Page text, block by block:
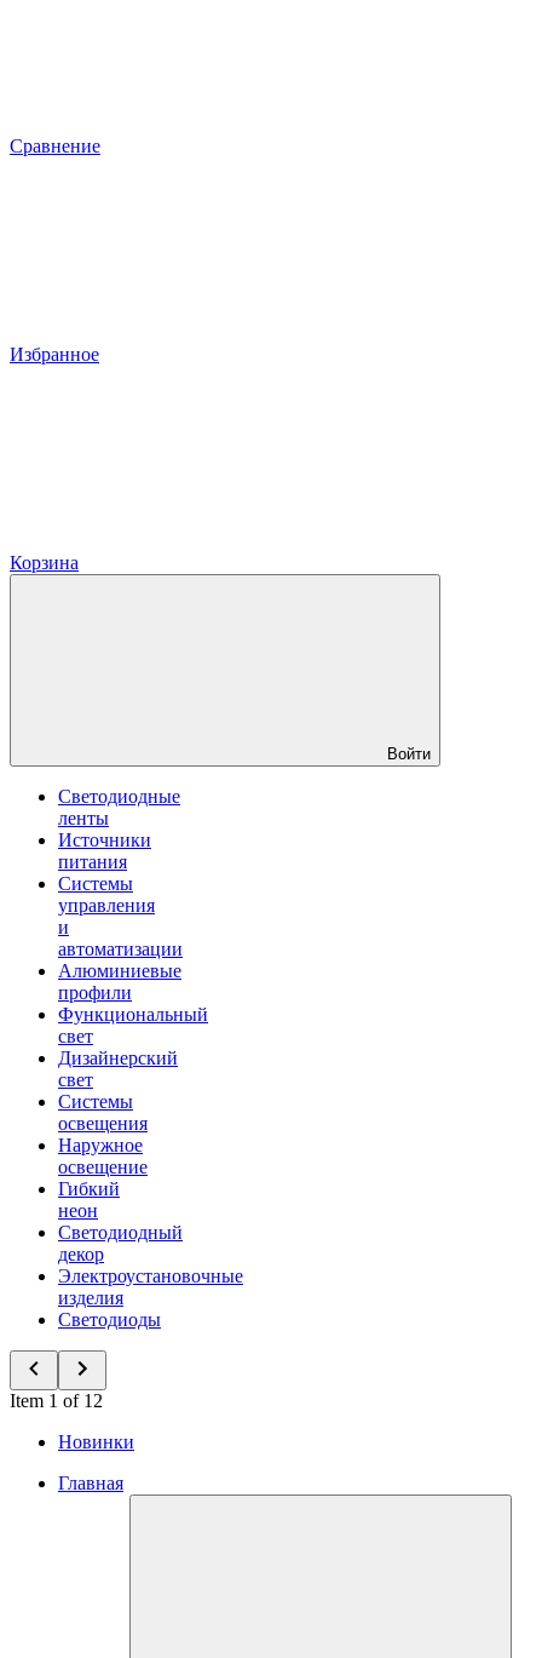
Сравнение
Избранное
Корзина
Войти
Светодиодные
ленты
Источники
питания
Системы
управления
и
автоматизации
Алюминиевые
профили
Функциональный
свет
Дизайнерский
свет
Системы
освещения
Наружное
освещение
Гибкий
неон
Светодиодный
декор
Электроустановочные
изделия
Светодиоды
Item 1 of 12
Новинки
Главная